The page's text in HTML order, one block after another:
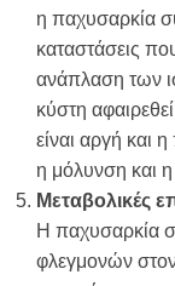
η παχυσαρκία
καταστάσεις
ανάπλαση των
κύστη
είναι αργή και
η μόλυνση και
Μεταβολικές
Η παχυσαρκία
φλεγμονών